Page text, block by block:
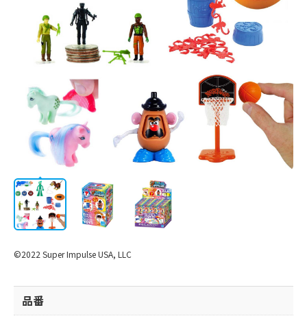
©2022 Super Impulse USA, LLC
品番